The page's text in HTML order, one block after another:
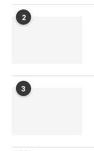
2
3